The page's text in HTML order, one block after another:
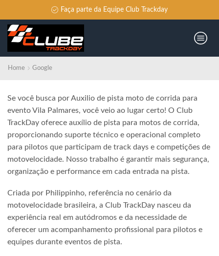
Faça parte da Equipe Club Trackday
Home Google
Se você busca por Auxilio de pista moto de corrida para
evento Vila Palmares, você veio ao lugar certo! O Club
TrackDay oferece auxílio de pista para motos de corrida,
proporcionando suporte técnico e operacional completo
para pilotos que participam de track days e competições de
motovelocidade. Nosso trabalho é garantir mais segurança,
organização e performance em cada entrada na pista.
Criada por Philippinho, referência no cenário da
motovelocidade brasileira, a Club TrackDay nasceu da
experiência real em autódromos e da necessidade de
oferecer um acompanhamento profissional para pilotos e
equipes durante eventos de pista.